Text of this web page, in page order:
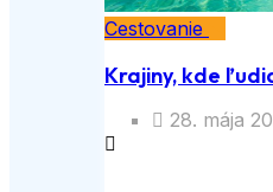
Cestovanie
Krajiny, kde
28. mája